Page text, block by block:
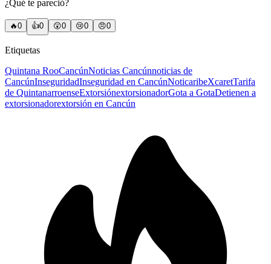
¿Qué te pareció?
🔥0 👍0 😲0 😢0 😠0
Etiquetas
Quintana RooCancúnNoticias Cancúnnoticias de
CancúnInseguridadInseguridad en CancúnNoticaribeXcaretTarifa
de QuintanarroenseExtorsiónextorsionadorGota a GotaDetienen a
extorsionadorextorsión en Cancún